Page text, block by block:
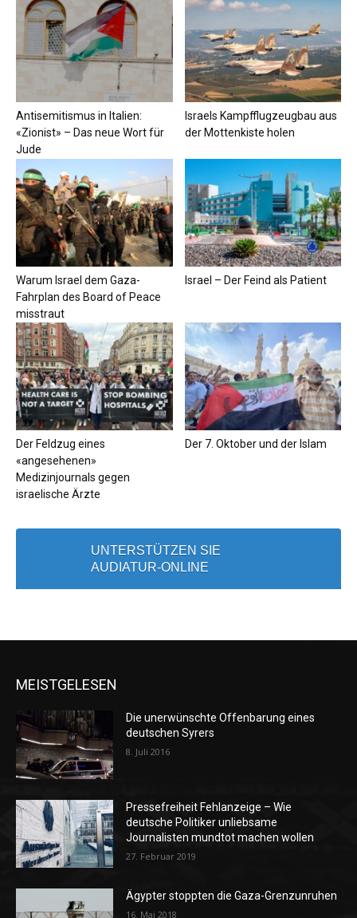
Antisemitismus in Italien:
«Zionist» – Das neue Wort für
Jude
Israels Kampfflugzeugbau aus
der Mottenkiste holen
Warum Israel dem Gaza-
Fahrplan des Board of Peace
misstraut
Israel – Der Feind als Patient
Der Feldzug eines
«angesehenen»
Medizinjournals gegen
israelische Ärzte
Der 7. Oktober und der Islam
UNTERSTÜTZEN SIE
AUDIATUR-ONLINE
MEISTGELESEN
Die unerwünschte Offenbarung eines
deutschen Syrers
8. Juli 2016
Pressefreiheit Fehlanzeige – Wie
deutsche Politiker unliebsame
Journalisten mundtot machen wollen
27. Februar 2019
Ägypter stoppten die Gaza-Grenzunruhen
16. Mai 2018